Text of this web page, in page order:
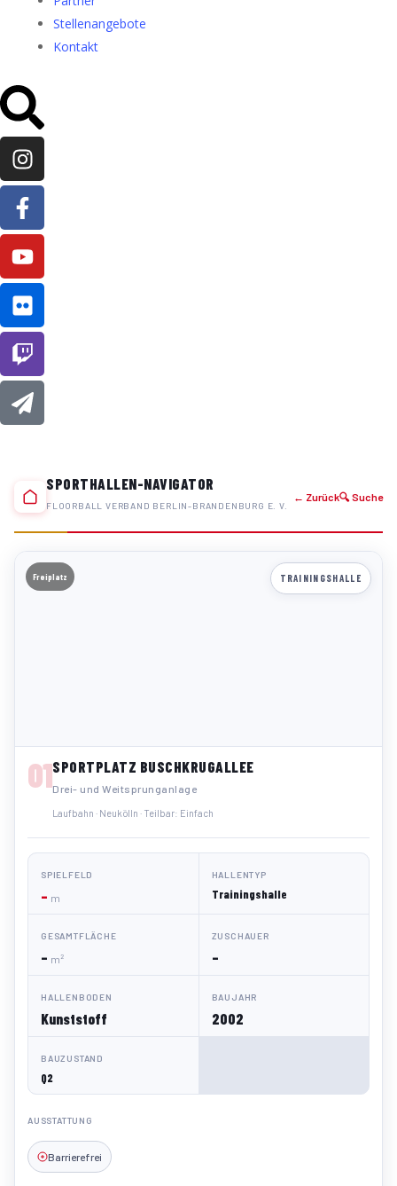
Stellenangebote
Kontakt
SPORTHALLEN-NAVIGATOR
FLOORBALL VERBAND BERLIN-BRANDENBURG E. V.
← Zurück🔍 Suche
TRAININGSHALLE
Freiplatz
01SPORTPLATZ BUSCHKRUGALLEE
Drei- und Weitsprunganlage
Laufbahn · Neukölln · Teilbar: Einfach
SPIELFELD
– m
HALLENTYP
Trainingshalle
GESAMTFLÄCHE
– m²
ZUSCHAUER
–
HALLENBODEN
Kunststoff
BAUJAHR
2002
BAUZUSTAND
Q2
AUSSTATTUNG
Barrierefrei